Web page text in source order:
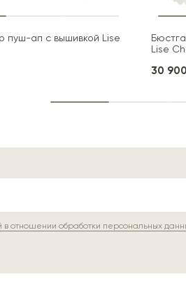
пуш-ап с вышивкой Lise
Lise
30
в отношении обработки персональных